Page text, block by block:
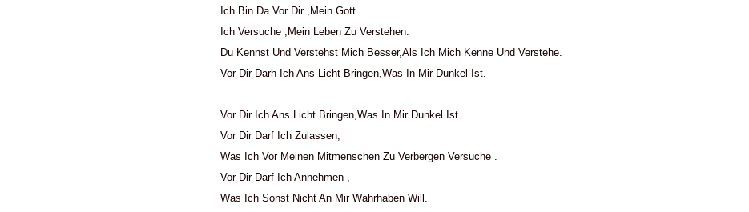
Ich Bin Da Vor Dir ,mein Gott .
Ich Versuche ,mein Leben Zu Verstehen.
Du Kennst Und Verstehst Mich Besser,als Ich Mich Kenne Und Verstehe.
Vor Dir Darh Ich Ans Licht Bringen,was In Mir Dunkel Ist.
Vor Dir Ich Ans Licht Bringen,was In Mir Dunkel Ist .
Vor Dir Darf Ich Zulassen,
Was Ich Vor Meinen Mitmenschen Zu Verbergen Versuche .
Vor Dir Darf Ich Annehmen ,
Was Ich Sonst Nicht An Mir Wahrhaben Will.